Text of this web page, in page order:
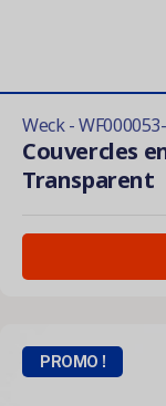
Weck -
Couvercles
Transparent
PROMO !